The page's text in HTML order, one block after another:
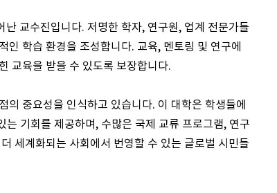
교수진입니다. 저명한 학자, 연구원, 업계 전문가들
학습 환경을 조성합니다. 교육, 멘토링 및 연구에
교육을 받을 수 있도록 보장합니다.
중요성을 인식하고 있습니다. 이 대학은 학생들에
기회를 제공하며, 수많은 국제 교류 프로그램, 연구
세계화되는 사회에서 번영할 수 있는 글로벌 시민들